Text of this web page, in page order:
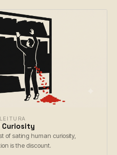
Curiosity
of sating human curiosity,
is the discount.